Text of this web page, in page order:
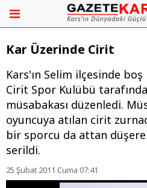
Kar Üzerinde Cirit
Kars'ın Selim ilçesinde
Cirit Spor Kulübü
müsabakası düzenledi.
oyuncuya atılan cirit
bir sporcu da attan
serildi.
25 Şubat 2011 Cuma 07:41